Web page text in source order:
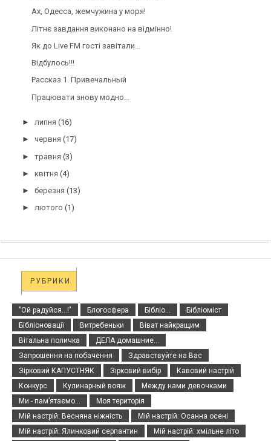
Ах, Одесса, жемчужина у моря!
Літнє завдання виконано на відмінно!
Як до Live FM гості завітали...
Відбулось!!!
Рассказ 1. Привечальный
Працювати знову модно...
► липня (16)
► червня (17)
► травня (3)
► квітня (4)
► березня (13)
► лютого (1)
РУБРИКИ
"Ой радуйся...!" Блогосфера Бібліо...
Бібліоміст
Бібліоновації
Витребеньки
Віват найкращим
Вітальна поличка
ДЕЛА домашние...
Запрошення на побачення
Здравствуйте на Вас
Зірковий КАПУСТНЯК
Зірковий вибір
Кавовий настрій
Конкурс
Кулинарный вояж
Между нами девочками
Ми - пам’ятаємо...
Моя територія
Мій настрій: Весняна ніжність
Мій настрій: Осанна осені
Мій настрій: Ялинковий серпантин
Мій настрій: хмільне літо